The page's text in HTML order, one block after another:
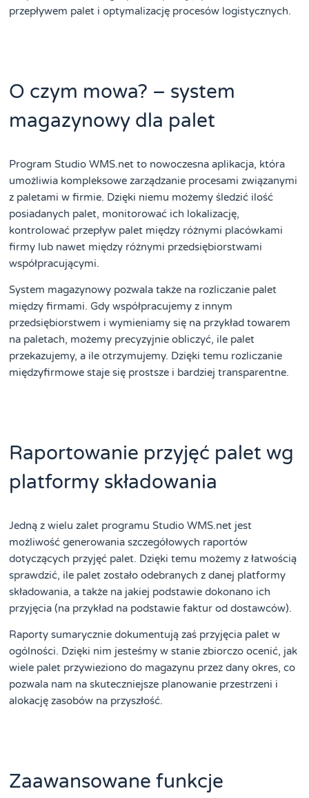
przepływem palet i optymalizację procesów logistycznych.
O czym mowa? – system
magazynowy dla palet
Program Studio WMS.net to nowoczesna aplikacja, która
umożliwia kompleksowe zarządzanie procesami związanymi
z paletami w firmie. Dzięki niemu możemy śledzić ilość
posiadanych palet, monitorować ich lokalizację,
kontrolować przepływ palet między różnymi placówkami
firmy lub nawet między różnymi przedsiębiorstwami
współpracującymi.
System magazynowy pozwala także na rozliczanie palet
między firmami. Gdy współpracujemy z innym
przedsiębiorstwem i wymieniamy się na przykład towarem
na paletach, możemy precyzyjnie obliczyć, ile palet
przekazujemy, a ile otrzymujemy. Dzięki temu rozliczanie
międzyfirmowe staje się prostsze i bardziej transparentne.
Raportowanie przyjęć palet wg
platformy składowania
Jedną z wielu zalet programu Studio WMS.net jest
możliwość generowania szczegółowych raportów
dotyczących przyjęć palet. Dzięki temu możemy z łatwością
sprawdzić, ile palet zostało odebranych z danej platformy
składowania, a także na jakiej podstawie dokonano ich
przyjęcia (na przykład na podstawie faktur od dostawców).
Raporty sumarycznie dokumentują zaś przyjęcia palet w
ogólności. Dzięki nim jesteśmy w stanie zbiorczo ocenić, jak
wiele palet przywieziono do magazynu przez dany okres, co
pozwala nam na skuteczniejsze planowanie przestrzeni i
alokację zasobów na przyszłość.
Zaawansowane funkcje